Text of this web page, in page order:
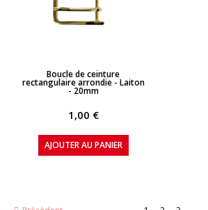
APERÇU RAPIDE
Boucle de ceinture
rectangulaire arrondie - Laiton
- 20mm
1,00 €
AJOUTER AU PANIER